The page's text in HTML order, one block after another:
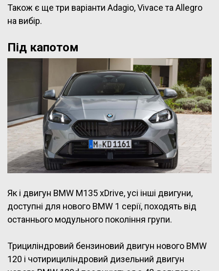
Також є ще три варіанти Adagio, Vivace та Allegro
на вибір.
Під капотом
Як і двигун BMW M135 xDrive, усі інші двигуни,
доступні для нового BMW 1 серії, походять від
останнього модульного покоління групи.
Трициліндровий бензиновий двигун нового BMW
120 і чотирициліндровий дизельний двигун